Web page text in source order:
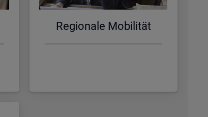
Re­gio­na­le Mo­bi­li­tät